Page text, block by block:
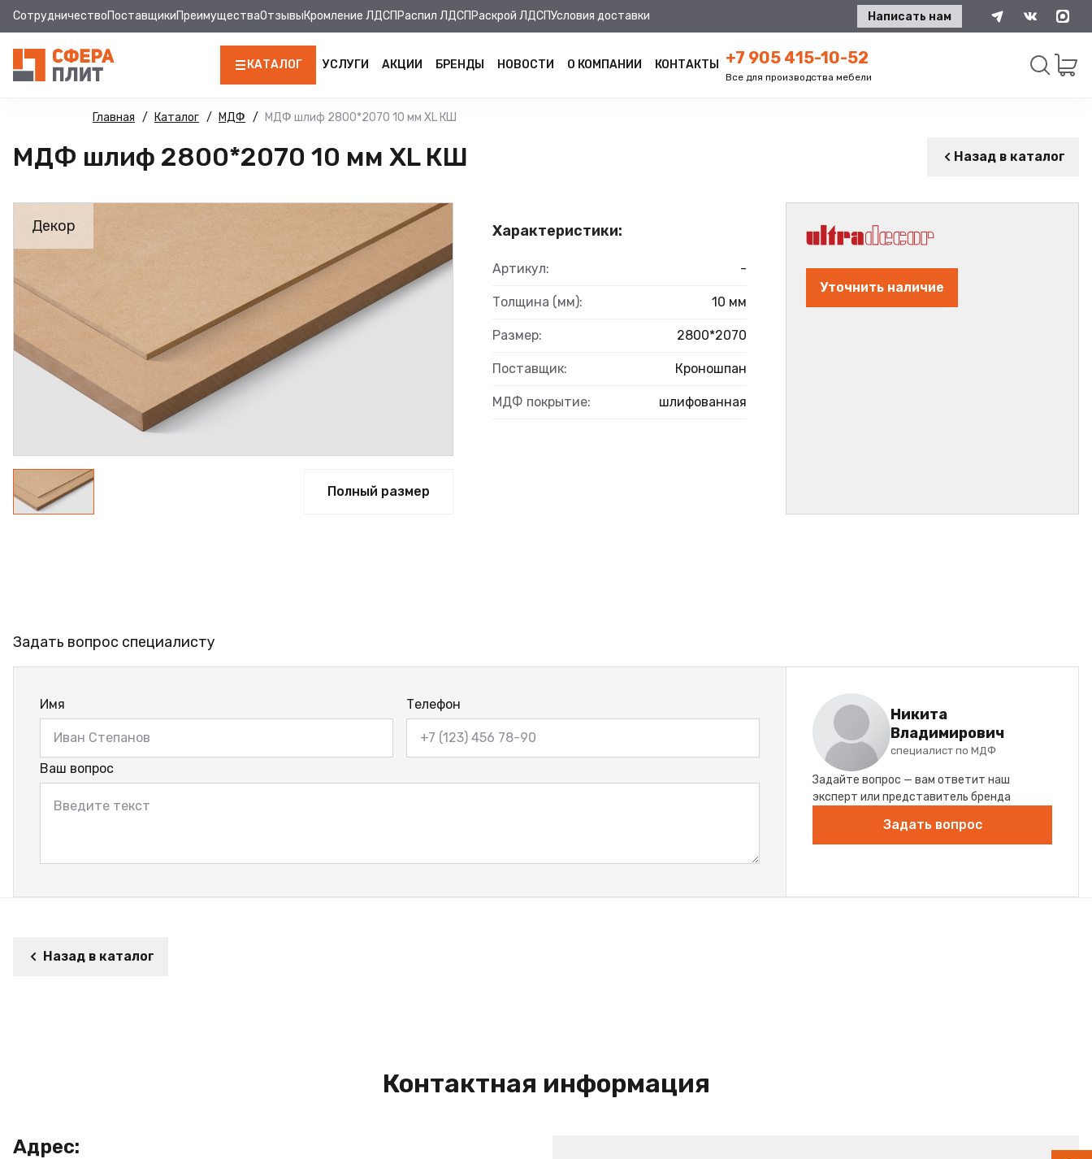
СотрудничествоПоставщикиПреимуществаОтзывыКромление ЛДСП Распил ЛДСП Раскрой ЛДСПУсловия доставки Написать нам
КАТАЛОГ
ЛДСП
КРОМКА
ХДФ
ФАНЕРА
УСЛУГИ АКЦИИ БРЕНДЫ НОВОСТИ О КОМПАНИИ КОНТАКТЫ +7 905 415-10-52
Все для производства мебели
Главная Каталог МДФ МДФ шлиф 2800*2070 10 мм XL КШ
МДФ шлиф 2800*2070 10 мм XL КШ Назад в каталог
Декор
Полный размер
Характеристики:
Артикул: -
Толщина (мм): 10 мм
Размер: 2800*2070
Поставщик: Кроношпан
МДФ покрытие: шлифованная
Уточнить наличие
Задать вопрос специалисту
Имя Телефон
Ваш вопрос
Никита
Владимирович
специалист по МДФ
Задайте вопрос — вам ответит наш
эксперт или представитель бренда
Задать вопрос
Назад в каталог
Контактная информация
Адрес: